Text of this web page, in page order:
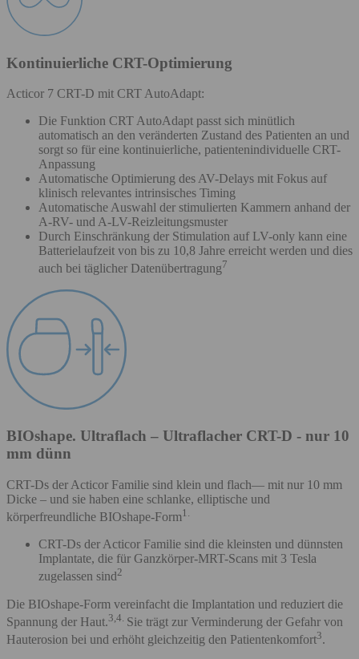
Kontinuierliche CRT-Optimierung
Acticor 7 CRT-D mit CRT AutoAdapt:
Die Funktion CRT AutoAdapt passt sich minütlich
automatisch an den veränderten Zustand des Patienten an und
sorgt so für eine kontinuierliche, patientenindividuelle CRT-
Anpassung
Automatische Optimierung des AV-Delays mit Fokus auf
klinisch relevantes intrinsisches Timing
Automatische Auswahl der stimulierten Kammern anhand der
A-RV- und A-LV-Reizleitungsmuster
Durch Einschränkung der Stimulation auf LV-only kann eine
Batterielaufzeit von bis zu 10,8 Jahre erreicht werden und dies
auch bei täglicher Datenübertragung7
BIOshape. Ultraflach – Ultraflacher CRT-D - nur 10
mm dünn
CRT-Ds der Acticor Familie sind klein und flach— mit nur 10 mm
Dicke – und sie haben eine schlanke, elliptische und
körperfreundliche BIOshape-Form1.
CRT-Ds der Acticor Familie sind die kleinsten und dünnsten
Implantate, die für Ganzkörper-MRT-Scans mit 3 Tesla
zugelassen sind2
Die BIOshape-Form vereinfacht die Implantation und reduziert die
Spannung der Haut.3,4. Sie trägt zur Verminderung der Gefahr von
Hauterosion bei und erhöht gleichzeitig den Patientenkomfort3.